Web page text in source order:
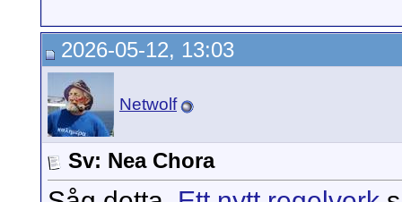
2026-05-12, 13:03
Netwolf
Sv: Nea Chora